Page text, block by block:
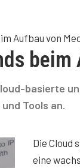
Aufbau von
beim
basierte
Tools an.
Die Cloud
eine